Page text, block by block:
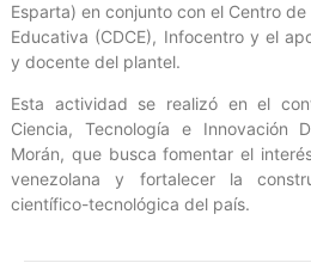
Esparta) en conjunto con el Centro
Educativa (CDCE), Infocentro y el
y docente del plantel.
Esta actividad se realizó en el
Ciencia, Tecnología e Innovación
Morán, que busca fomentar el
venezolana y fortalecer la
científico-tecnológica del país.